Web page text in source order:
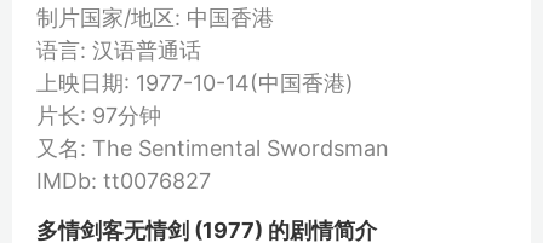
制片国家/地区: 中国香港
语言: 汉语普通话
上映日期: 1977-10-14(中国香港)
片长: 97分钟
又名: The Sentimental Swordsman
IMDb: tt0076827
多情剑客无情剑 (1977) 的剧情简介